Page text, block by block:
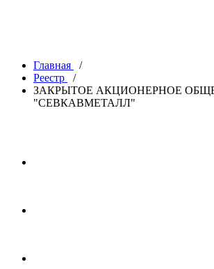
Главная
/
Реестр
/
ЗАКРЫТОЕ АКЦИОНЕРНОЕ
"СЕВКАВМЕТАЛЛ"